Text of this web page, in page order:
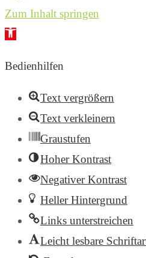
Zum Inhalt springen
Werkzeugleiste
Bedienhilfen
Text vergrößern
Text verkleinern
Graustufen
Hoher Kontrast
Negativer Kontrast
Heller Hintergrund
Links unterstreichen
Leicht lesbare